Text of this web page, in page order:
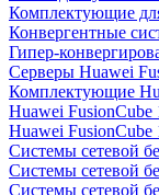
Комплектующие
Конвергентные
Гипер-
Серверы Huawei
Комплектующие
Huawei FusionCube
Huawei
Системы сетевой
Системы сетевой
Системы сетевой